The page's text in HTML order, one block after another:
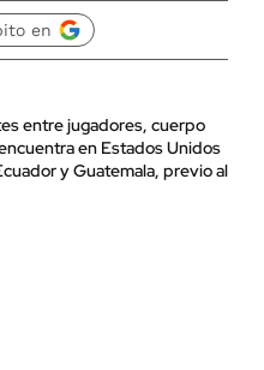
en
entre jugadores, cuerpo
en Estados Unidos
y Guatemala, previo al